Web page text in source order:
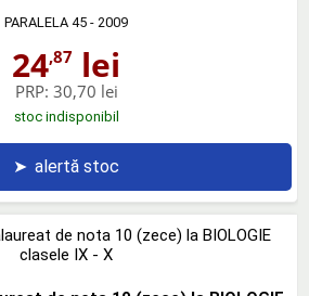
PARALELA 45 - 2009
24,87 lei
PRP: 30,70 lei
stoc indisponibil
➤ alertă stoc